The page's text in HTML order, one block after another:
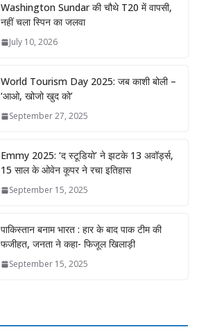
Washington Sundar की चौथे T20 में वापसी,
नहीं चला स्पिन का जलवा
July 10, 2026
World Tourism Day 2025: जब काशी बोली –
‘आओ, खोजो खुद को’
September 27, 2025
Emmy 2025: ‘द स्टूडियो’ ने झटके 13 अवॉर्ड्स,
15 साल के ओवेन कूपर ने रचा इतिहास
September 15, 2025
पाकिस्तान बनाम भारत : हार के बाद पाक टीम की
फजीहत, जनता ने कहा- फिजूल खिलाड़ी
September 15, 2025